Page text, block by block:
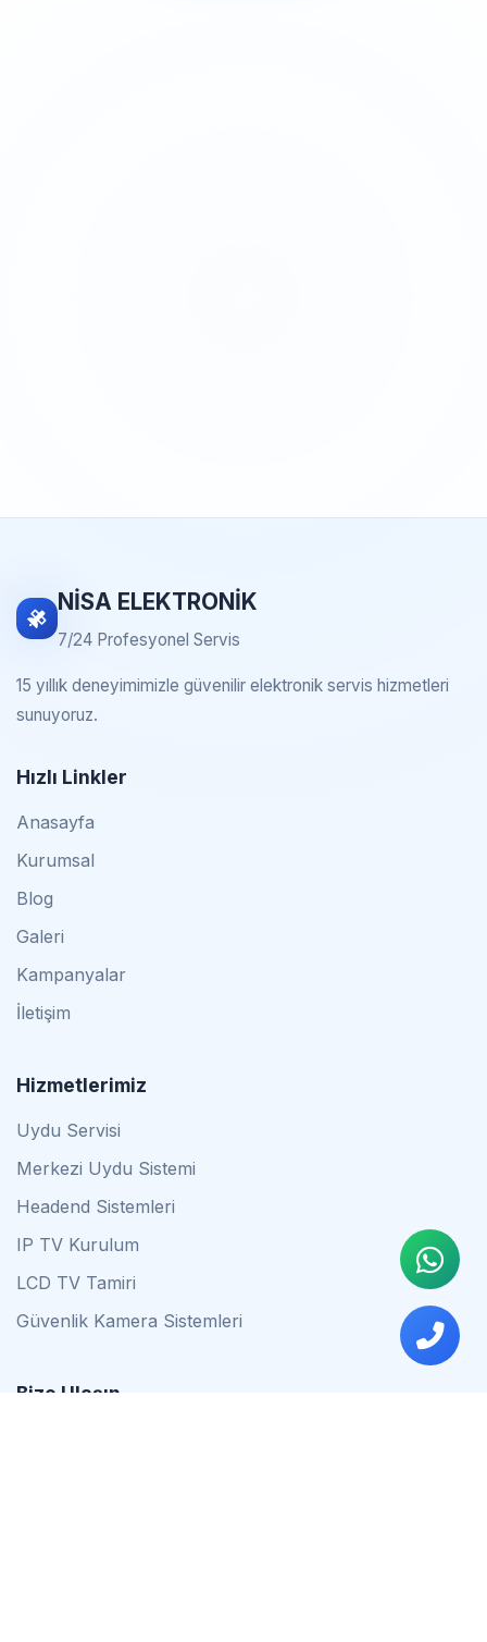
NİSA ELEKTRONİK
7/24 Profesyonel Servis
15 yıllık deneyimimizle güvenilir elektronik servis hizmetleri
sunuyoruz.
Hızlı Linkler
Anasayfa
Kurumsal
Blog
Galeri
Kampanyalar
İletişim
Hizmetlerimiz
Uydu Servisi
Merkezi Uydu Sistemi
Headend Sistemleri
IP TV Kurulum
LCD TV Tamiri
Güvenlik Kamera Sistemleri
Bize Ulaşın